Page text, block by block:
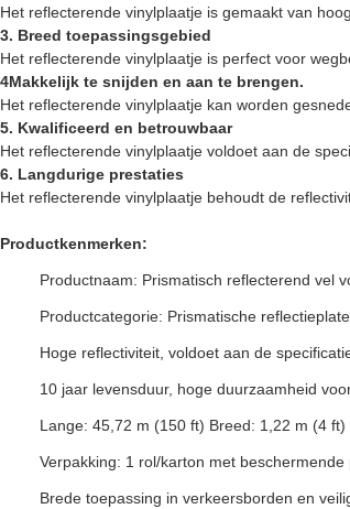
Het reflecterende vinylplaatje is gemaakt van
3. Breed toepassingsgebied
Het reflecterende vinylplaatje is perfect voor
4Makkelijk te snijden en aan te brengen.
Het reflecterende vinylplaatje kan worden
5. Kwalificeerd en betrouwbaar
Het reflecterende vinylplaatje voldoet aan de
6. Langdurige prestaties
Het reflecterende vinylplaatje behoudt de
Productkenmerken:
Productnaam: Prismatisch reflecterend vel
Productcategorie: Prismatische
Hoge reflectiviteit, voldoet aan de
10 jaar levensduur, hoge duurzaamheid
Lange: 45,72 m (150 ft) Breed: 1,22 m (4 ft)
Verpakking: 1 rol/karton met beschermende
Brede toepassing in verkeersborden en